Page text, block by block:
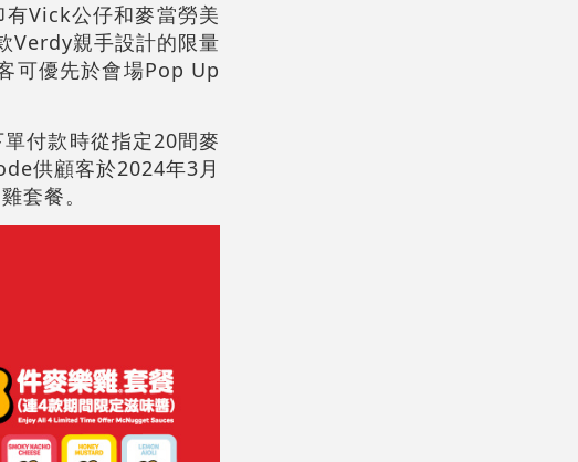
Vick公仔和麥當勞美
Verdy親手設計的限量
可優先於會場Pop Up
付款時從指定20間麥
供顧客於2024年3月
套餐。